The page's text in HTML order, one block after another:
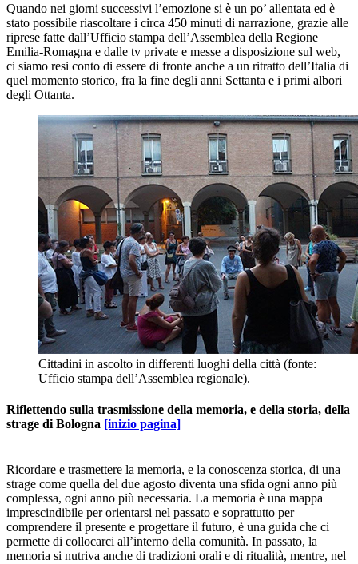
Quando nei giorni successivi l’emozione si è un po’ allentata ed è
stato possibile riascoltare i circa 450 minuti di narrazione, grazie alle
riprese fatte dall’Ufficio stampa dell’Assemblea della Regione
Emilia-Romagna e dalle tv private e messe a disposizione sul web,
ci siamo resi conto di essere di fronte anche a un ritratto dell’Italia di
quel momento storico, fra la fine degli anni Settanta e i primi albori
degli Ottanta.
Cittadini in ascolto in differenti luoghi della città (fonte:
Ufficio stampa dell’Assemblea regionale).
Riflettendo sulla trasmissione della memoria, e della storia, della
strage di Bologna [inizio pagina]
Ricordare e trasmettere la memoria, e la conoscenza storica, di una
strage come quella del due agosto diventa una sfida ogni anno più
complessa, ogni anno più necessaria. La memoria è una mappa
imprescindibile per orientarsi nel passato e soprattutto per
comprendere il presente e progettare il futuro, è una guida che ci
permette di collocarci all’interno della comunità. In passato, la
memoria si nutriva anche di tradizioni orali e di ritualità, mentre, nel